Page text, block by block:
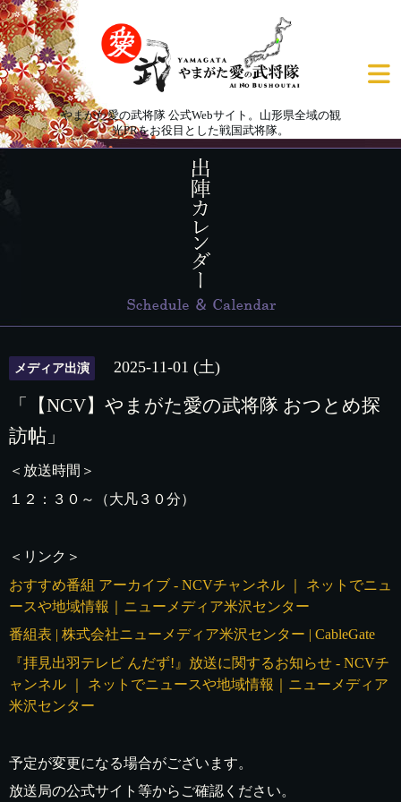
やまがた愛の武将隊 公式Webサイト。山形県全域の観
光PRをお役目とした戦国武将隊。
メディア出演 2025-11-01 (土)
「【NCV】やまがた愛の武将隊 おつとめ探
訪帖」
＜放送時間＞
１２：３０～（大凡３０分）
＜リンク＞
おすすめ番組 アーカイブ - NCVチャンネル ｜ ネットでニュ
ースや地域情報｜ニューメディア米沢センター
番組表 | 株式会社ニューメディア米沢センター | CableGate
『拝見出羽テレビ んだず!』放送に関するお知らせ - NCVチ
ャンネル ｜ ネットでニュースや地域情報｜ニューメディア
米沢センター
予定が変更になる場合がございます。
放送局の公式サイト等からご確認ください。